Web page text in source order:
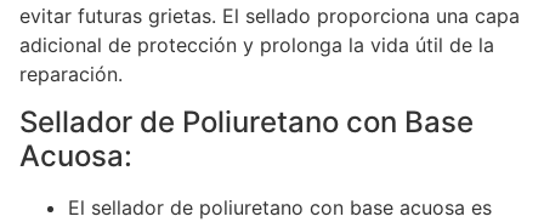
evitar futuras grietas. El sellado proporciona una capa
adicional de protección y prolonga la vida útil de la
reparación.
Sellador de Poliuretano con Base
Acuosa:
El sellador de poliuretano con base acuosa es